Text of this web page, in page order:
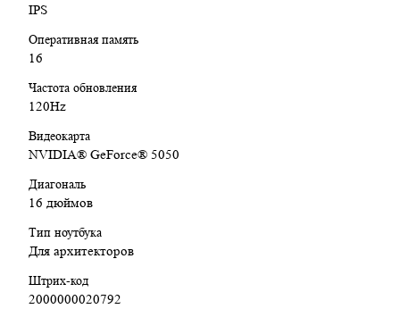
Современные игры на высоких настройках —
Valorant,GTA V
3D-моделирование и визуализация —
Видеомонтаж и постпродакшн —
Effects
ArchiCAD
Работа с тяжёлыми файлами и многозадачность
Кому подойдёт
Геймерам, которым нужен стабильный FPS
Пользователям для игр и работы с графикой
Видеомонтажёрам и дизайнерам
Тем, кто ищет ноутбук Alienware без переплаты за
IPS
Оперативная память
16
Частота обновления
120Hz
Видеокарта
NVIDIА® GеFоrсе® 5050
Диагональ
16 дюймов
Тип ноутбука
Для архитекторов
Штрих-код
2000000020792